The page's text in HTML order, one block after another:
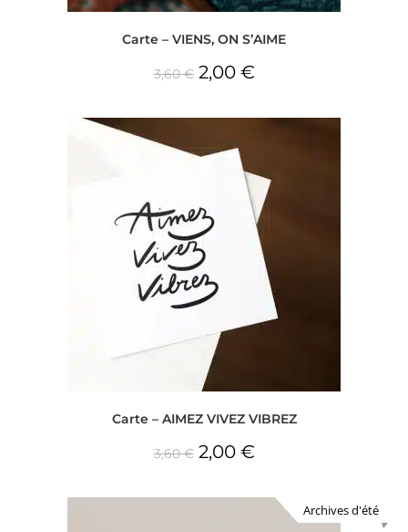
Carte – VIENS, ON S’AIME
3,60€ 2,00 €
Carte – AIMEZ VIVEZ VIBREZ
3,60€ 2,00 €
Archives d'été